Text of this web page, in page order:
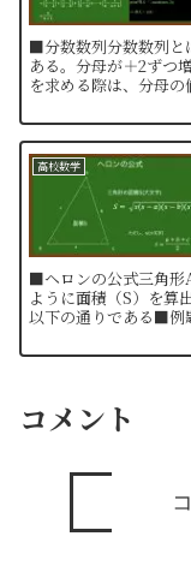
■分数数列分数数列と
ある。分母が＋2ずつ
を求める際は、分母
高校数学
■ヘロンの公式三角形
ように面積（S）を算
以下の通りである■例
コメント